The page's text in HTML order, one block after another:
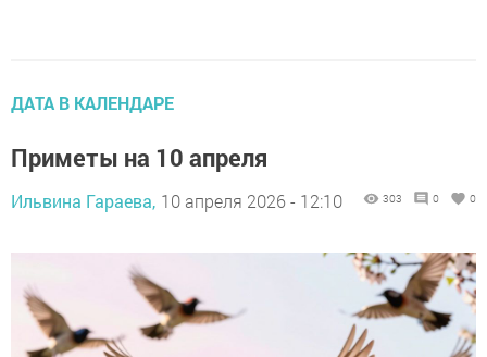
ДАТА В КАЛЕНДАРЕ
Приметы на 10 апреля
Ильвина Гараева, 10 апреля 2026 - 12:10 303 0 0